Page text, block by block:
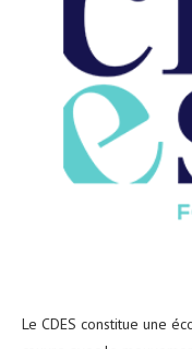
Le CDES constitue une